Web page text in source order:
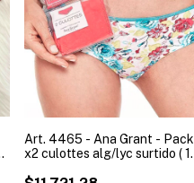
Art. 4465 - Ana Grant - Pack
x2 culottes alg/lyc surtido ( 1